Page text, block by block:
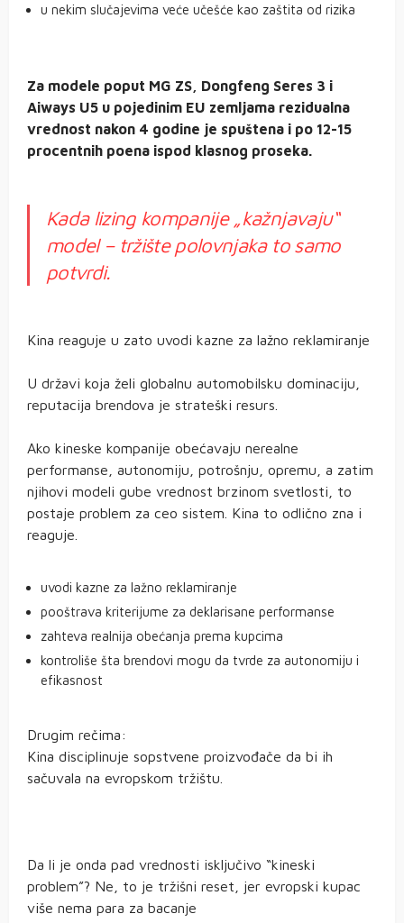
u nekim slučajevima veće učešće kao zaštita od rizika
Za modele poput MG ZS, Dongfeng Seres 3 i
Aiways U5 u pojedinim EU zemljama rezidualna
vrednost nakon 4 godine je spuštena i po 12-15
procentnih poena ispod klasnog proseka.
Kada lizing kompanije „kažnjavaju“
model – tržište polovnjaka to samo
potvrdi.
Kina reaguje u zato uvodi kazne za lažno reklamiranje
U državi koja želi globalnu automobilsku dominaciju,
reputacija brendova je strateški resurs.
Ako kineske kompanije obećavaju nerealne
performanse, autonomiju, potrošnju, opremu, a zatim
njihovi modeli gube vrednost brzinom svetlosti, to
postaje problem za ceo sistem. Kina to odlično zna i
reaguje.
uvodi kazne za lažno reklamiranje
pooštrava kriterijume za deklarisane performanse
zahteva realnija obećanja prema kupcima
kontroliše šta brendovi mogu da tvrde za autonomiju i
efikasnost
Drugim rečima:
Kina disciplinuje sopstvene proizvođače da bi ih
sačuvala na evropskom tržištu.
Da li je onda pad vrednosti isključivo “kineski
problem”? Ne, to je tržišni reset, jer evropski kupac
više nema para za bacanje